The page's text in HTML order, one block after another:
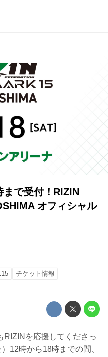
5/22（金）12時から18時まで受付！RIZIN LANDMARK 15 in HIROSHIMA オフィシャルサイト先着先行
まで受付！RIZIN
オフィシャル
チケット情報
RIZINを応援してくださっ
12時から18時までの間、